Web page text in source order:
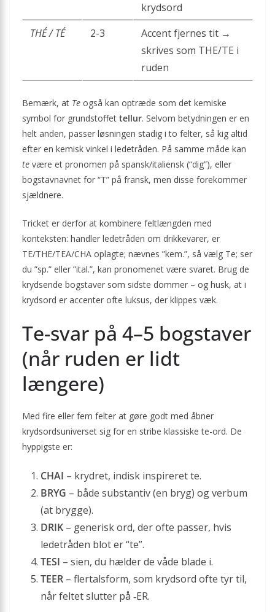
krydsord
THÉ / TÉ
2-3
Accent fjernes tit →
skrives som THE/TE i
ruden
Bemærk, at Te også kan optræde som det kemiske
symbol for grundstoffet tellur. Selvom betydningen er en
helt anden, passer løsningen stadig i to felter, så kig altid
efter en kemisk vinkel i ledetråden. På samme måde kan
te være et pronomen på spansk/italiensk (“dig”), eller
bogstavnavnet for “T” på fransk, men disse forekommer
sjældnere.
Tricket er derfor at kombinere feltlængden med
konteksten: handler ledetråden om drikkevarer, er
TE/THE/TEA/CHA oplagte; nævnes ”kem.”, så vælg Te; ser
du ”sp.” eller ”ital.”, kan pronomenet være svaret. Brug de
krydsende bogstaver som sidste dommer – og husk, at i
krydsord er accenter ofte luksus, der klippes væk.
Te-svar på 4–5 bogstaver
(når ruden er lidt
længere)
Med fire eller fem felter at gøre godt med åbner
krydsordsuniverset sig for en stribe klassiske te-ord. De
hyppigste er:
CHAI – krydret, indisk inspireret te.
BRYG – både substantiv (en bryg) og verbum
(at brygge).
DRIK – generisk ord, der ofte passer, hvis
ledetråden blot er “te”.
TESI – sien, du hælder de våde blade i.
TEER – flertalsform, som krydsord ofte tyr til,
når feltet slutter på ‑ER.